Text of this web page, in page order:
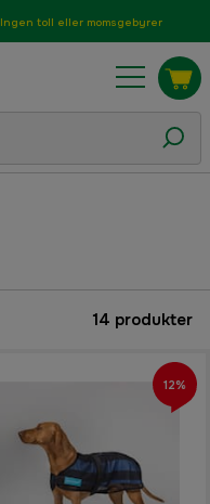
Ingen toll eller momsgebyrer
14 produkter
12%